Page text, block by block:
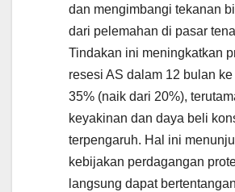
dan mengimbangi tekanan
dari pelemahan di pasar
Tindakan ini meningkatkan
resesi AS dalam 12 bulan
35% (naik dari 20%),
keyakinan dan daya beli
terpengaruh. Hal ini
kebijakan perdagangan
langsung dapat